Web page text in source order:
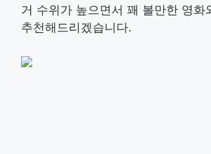
거 수위가 높으면서 꽤 볼만한 영화
추천해드리겠습니다.